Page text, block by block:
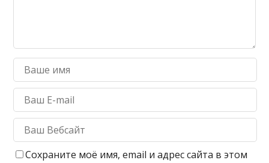
Сохраните моё имя, email и адрес сайта в этом